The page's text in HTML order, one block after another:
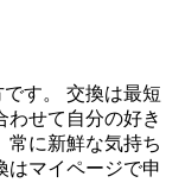
す。 交換は最短
わせて自分の好き
常に新鮮な気持ち
はマイページで申